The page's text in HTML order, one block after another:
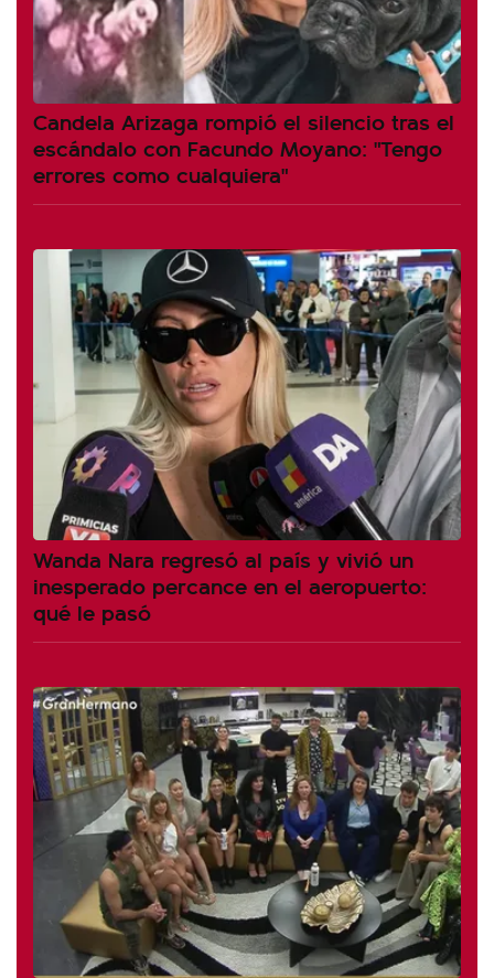
Candela Arizaga rompió el silencio tras el
escándalo con Facundo Moyano: "Tengo
errores como cualquiera"
Wanda Nara regresó al país y vivió un
inesperado percance en el aeropuerto:
qué le pasó